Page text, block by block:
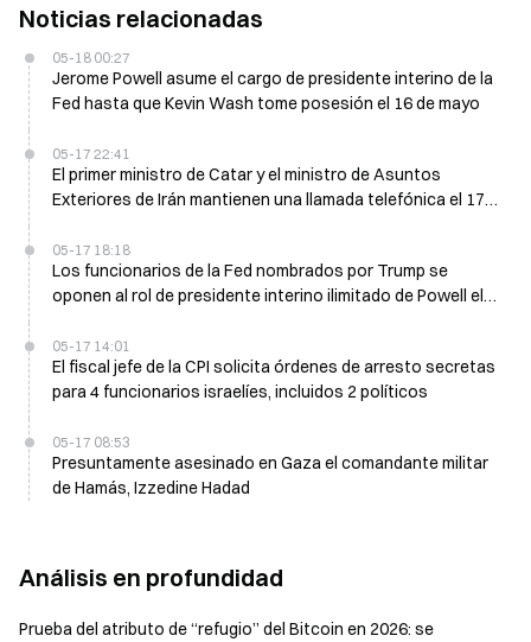
Noticias relacionadas
05-18 00:27
Jerome Powell asume el cargo de presidente interino de la
Fed hasta que Kevin Wash tome posesión el 16 de mayo
05-17 22:41
El primer ministro de Catar y el ministro de Asuntos
Exteriores de Irán mantienen una llamada telefónica el 17
05-17 18:18
Los funcionarios de la Fed nombrados por Trump se
oponen al rol de presidente interino ilimitado de Powell el
05-17 14:01
El fiscal jefe de la CPI solicita órdenes de arresto secretas
para 4 funcionarios israelíes, incluidos 2 políticos
05-17 08:53
Presuntamente asesinado en Gaza el comandante militar
de Hamás, Izzedine Hadad
Análisis en profundidad
Prueba del atributo de “refugio” del Bitcoin en 2026: se